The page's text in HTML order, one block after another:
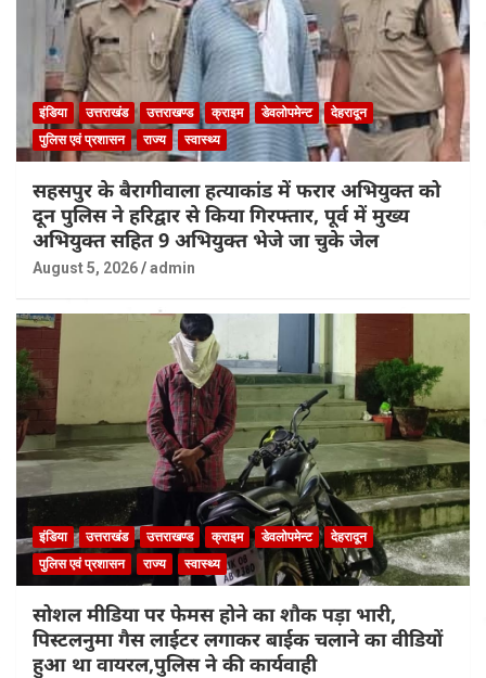
इंडिया उत्तराखंड उत्तराखण्ड क्राइम डेवलोपमेन्ट
देहरादून
पुलिस एवं प्रशासन
राज्य स्वास्थ्य
सहसपुर के बैरागीवाला हत्याकांड में फरार अभियुक्त को
दून पुलिस ने हरिद्वार से किया गिरफ्तार, पूर्व में मुख्य
अभियुक्त सहित 9 अभियुक्त भेजे जा चुके जेल
August 5, 2026 admin
इंडिया उत्तराखंड उत्तराखण्ड क्राइम डेवलोपमेन्ट
देहरादून
पुलिस एवं प्रशासन
राज्य स्वास्थ्य
सोशल मीडिया पर फेमस होने का शौक पड़ा भारी,
पिस्टलनुमा गैस लाईटर लगाकर बाईक चलाने का वीडियों
हुआ था वायरल,पुलिस ने की कार्यवाही